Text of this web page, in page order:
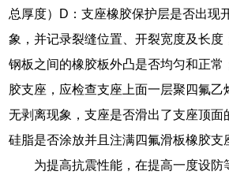
总厚度）D：支座橡胶保护层是否出现
象，并记录裂缝位置、开裂宽度及长度
钢板之间的橡胶板外凸是否均匀和正常
胶支座，应检查支座上面一层聚四氟乙
无剥离现象，支座是否滑出了支座顶面
硅脂是否涂放并且注满四氟滑板橡胶支
为提高抗震性能，在提高一度设防